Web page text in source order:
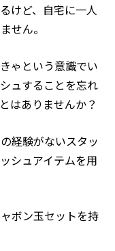
けど、自宅に一人
せん。
ゃという意識でい
ュすることを忘れ
はありませんか？
経験がないスタッ
シュアイテムを用
ボン玉セットを持